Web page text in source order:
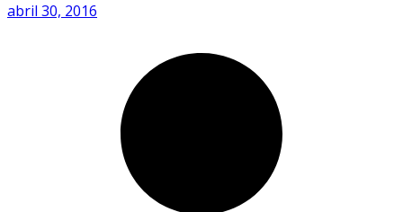
abril 30, 2016